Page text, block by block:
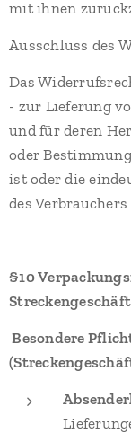
mit ihnen
Ausschluss des
Das
- zur Lieferung
und für deren
oder
ist oder die
des
§10
Besondere